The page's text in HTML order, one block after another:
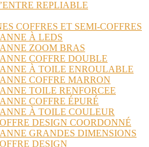
REPLIABLE
COFFRES ET SEMI-COFFRES
À LEDS
ZOOM BRAS
COFFRE DOUBLE
À TOILE ENROULABLE
COFFRE MARRON
TOILE RENFORCEE
COFFRE ÉPURÉ
À TOILE COULEUR
DESIGN COORDONNÉ
GRANDES DIMENSIONS
DESIGN